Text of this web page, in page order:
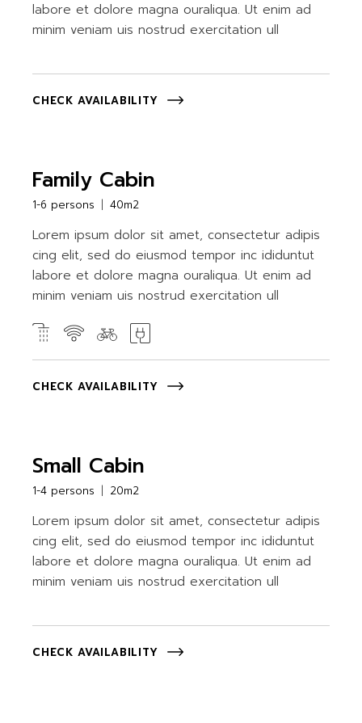
labore et dolore magna ouraliqua. Ut enim ad
minim veniam uis nostrud exercitation ull
CHECK AVAILABILITY
Family Cabin
1-6 persons 40m2
Lorem ipsum dolor sit amet, consectetur adipis
cing elit, sed do eiusmod tempor inc ididuntut
labore et dolore magna ouraliqua. Ut enim ad
minim veniam uis nostrud exercitation ull
CHECK AVAILABILITY
Small Cabin
1-4 persons 20m2
Lorem ipsum dolor sit amet, consectetur adipis
cing elit, sed do eiusmod tempor inc ididuntut
labore et dolore magna ouraliqua. Ut enim ad
minim veniam uis nostrud exercitation ull
CHECK AVAILABILITY